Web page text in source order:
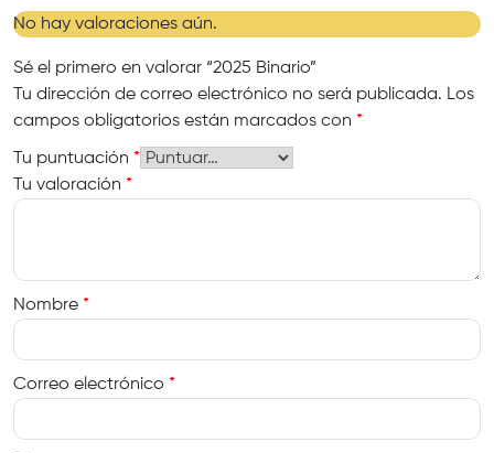
No hay valoraciones aún.
Sé el primero en valorar “2025 Binario”
Tu dirección de correo electrónico no será publicada. Los
campos obligatorios están marcados con *
Tu puntuación *
Tu valoración *
Nombre *
Correo electrónico *